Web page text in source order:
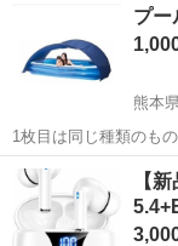
プー
熊本
1枚目は同じ種類のも
す。
熊本 御
【